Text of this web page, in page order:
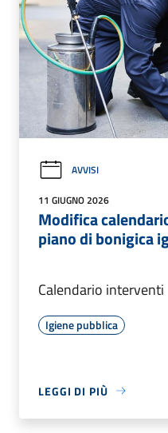
AVVISI
11 GIUGNO 2026
Modifica
piano di bonigica
Calendario interventi
Igiene pubblica
LEGGI DI PIÙ